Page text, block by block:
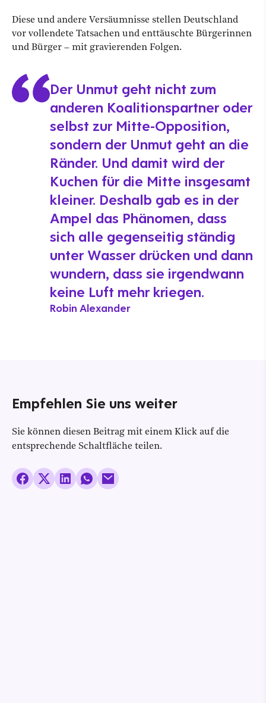
Diese und andere Versäumnisse stellen Deutschland
vor vollendete Tatsachen und enttäuschte Bürgerinnen
und Bürger – mit gravierenden Folgen.
Der Unmut geht nicht zum
anderen Koalitionspartner oder
selbst zur Mitte-Opposition,
sondern der Unmut geht an die
Ränder. Und damit wird der
Kuchen für die Mitte insgesamt
kleiner. Deshalb gab es in der
Ampel das Phänomen, dass
sich alle gegenseitig ständig
unter Wasser drücken und dann
wundern, dass sie irgendwann
keine Luft mehr kriegen.
Robin Alexander
Empfehlen Sie uns weiter
Sie können diesen Beitrag mit einem Klick auf die
entsprechende Schaltfläche teilen.